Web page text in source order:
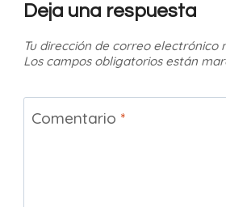
Deja una respuesta
Tu dirección de correo electrónico
Los campos obligatorios están
Comentario *